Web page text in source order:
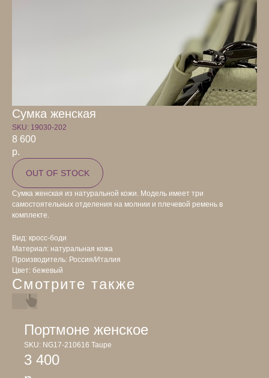
Сумка женская
SKU: 19030-202
8 600
р.
OUT OF STOCK
Сумка женская из натуральной кожи. Модель имеет три
самостоятельных отделения на молнии и плечевой ремень в
комплекте.
Вид: кросс-боди
Материал: натуральная кожа
Производитель: Россия/Италия
Цвет: бежевый
Смотрите также
Портмоне женское
SKU: NG17-210616 Taupe
3 400